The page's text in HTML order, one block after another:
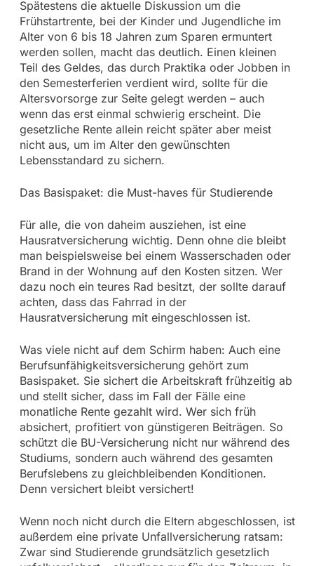
Spätestens die aktuelle Diskussion um die
Frühstartrente, bei der Kinder und Jugendliche im
Alter von 6 bis 18 Jahren zum Sparen ermuntert
werden sollen, macht das deutlich. Einen kleinen
Teil des Geldes, das durch Praktika oder Jobben in
den Semesterferien verdient wird, sollte für die
Altersvorsorge zur Seite gelegt werden – auch
wenn das erst einmal schwierig erscheint. Die
gesetzliche Rente allein reicht später aber meist
nicht aus, um im Alter den gewünschten
Lebensstandard zu sichern.
Das Basispaket: die Must-haves für Studierende
Für alle, die von daheim ausziehen, ist eine
Hausratversicherung wichtig. Denn ohne die bleibt
man beispielsweise bei einem Wasserschaden oder
Brand in der Wohnung auf den Kosten sitzen. Wer
dazu noch ein teures Rad besitzt, der sollte darauf
achten, dass das Fahrrad in der
Hausratversicherung mit eingeschlossen ist.
Was viele nicht auf dem Schirm haben: Auch eine
Berufsunfähigkeitsversicherung gehört zum
Basispaket. Sie sichert die Arbeitskraft frühzeitig ab
und stellt sicher, dass im Fall der Fälle eine
monatliche Rente gezahlt wird. Wer sich früh
absichert, profitiert von günstigeren Beiträgen. So
schützt die BU-Versicherung nicht nur während des
Studiums, sondern auch während des gesamten
Berufslebens zu gleichbleibenden Konditionen.
Denn versichert bleibt versichert!
Wenn noch nicht durch die Eltern abgeschlossen, ist
außerdem eine private Unfallversicherung ratsam:
Zwar sind Studierende grundsätzlich gesetzlich